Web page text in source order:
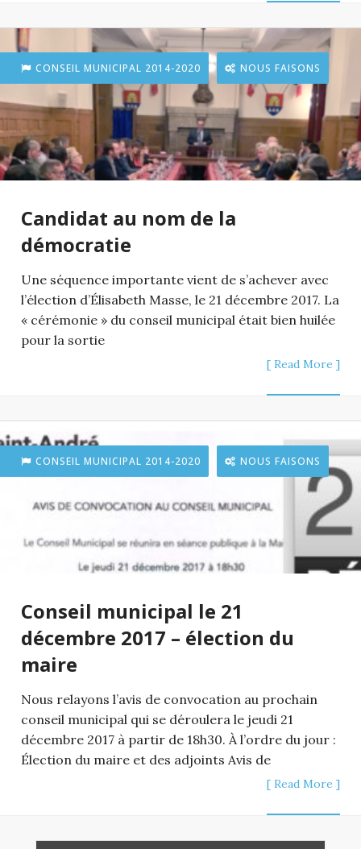
CONSEIL MUNICIPAL 2014-2020 NOUS FAISONS
Candidat au nom de la
démocratie
Une séquence importante vient de s’achever avec
l’élection d’Élisabeth Masse, le 21 décembre 2017. La
« cérémonie » du conseil municipal était bien huilée
pour la sortie
[ Read More ]
CONSEIL MUNICIPAL 2014-2020 NOUS FAISONS
Conseil municipal le 21
décembre 2017 – élection du
maire
Nous relayons l’avis de convocation au prochain
conseil municipal qui se déroulera le jeudi 21
décembre 2017 à partir de 18h30. À l’ordre du jour :
Élection du maire et des adjoints Avis de
[ Read More ]